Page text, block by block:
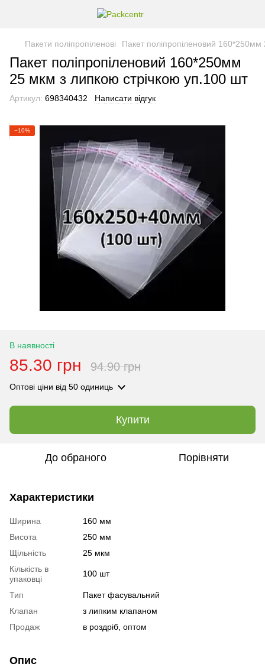
Пакети поліпропіленові Пакет поліпропіленовий
Пакет поліпропіленовий 160*250мм
25 мкм з липкою стрічкою уп.100 шт
Артикул: 698340432 Написати відгук
−10%
В наявності
85.30 грн 94.90 грн
Оптові ціни від 50 одиниць
Купити
До обраного Порівняти
Характеристики
Ширина
160 мм
Висота
250 мм
Щільність
25 мкм
Кількість в
упаковці
100 шт
Тип
Пакет фасувальний
Клапан
з липким клапаном
Продаж
в роздріб, оптом
Опис